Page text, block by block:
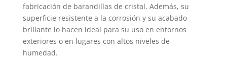
fabricación de barandillas de cristal. Además, su
superficie resistente a la corrosión y su acabado
brillante lo hacen ideal para su uso en entornos
exteriores o en lugares con altos niveles de
humedad.